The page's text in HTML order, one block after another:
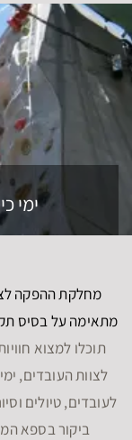
ימי
מתאימה על בסיס
תוכלו למצוא
לצוות העובדים,
לעובדים, טיולים
ביקור בספא